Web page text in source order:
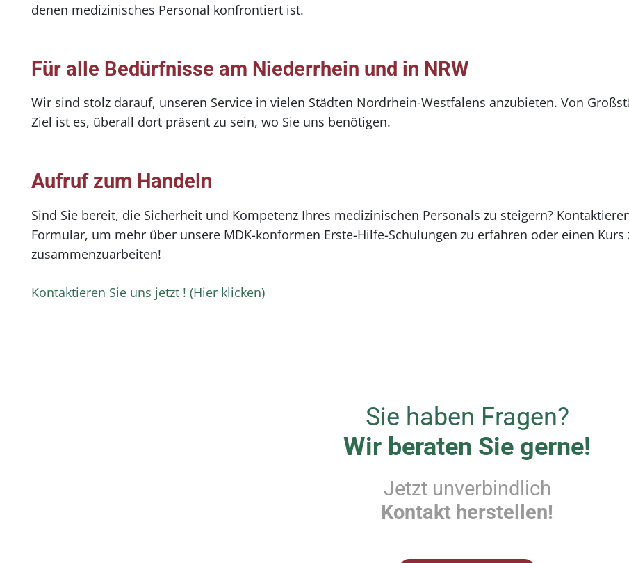
denen medizinisches Personal konfrontiert ist.
Für alle Bedürfnisse am Niederrhein und in NRW
Wir sind stolz darauf, unseren Service in vielen Städten Nordrhein-Westfalens anzubieten. Von
Ziel ist es, überall dort präsent zu sein, wo Sie uns benötigen.
Aufruf zum Handeln
Sind Sie bereit, die Sicherheit und Kompetenz Ihres medizinischen Personals zu steigern?
Formular, um mehr über unsere MDK-konformen Erste-Hilfe-Schulungen zu erfahren oder einen
zusammenzuarbeiten!
Kontaktieren Sie uns jetzt ! (Hier klicken)
Sie haben Fragen?
Wir beraten Sie gerne!
Jetzt unverbindlich
Kontakt herstellen!